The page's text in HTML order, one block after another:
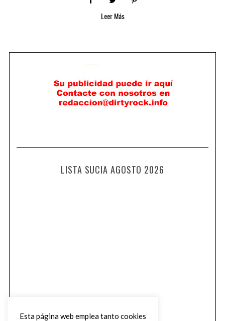
Leer Más
LISTA SUCIA AGOSTO 2026
Esta página web emplea tanto cookies